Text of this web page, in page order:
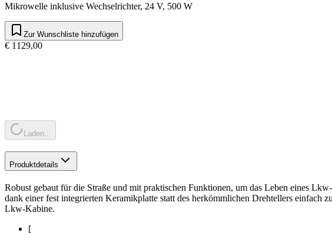
Mikrowelle inklusive Wechselrichter, 24 V, 500 W
Zur Wunschliste hinzufügen
€ 1129,00
Laden...
Produktdetails
Robust gebaut für die Straße und mit praktischen Funktionen, um das Leben eines
dank einer fest integrierten Keramikplatte statt des herkömmlichen Drehtellers
Lkw-Kabine.
[